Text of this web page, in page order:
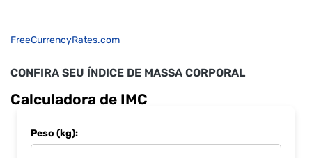
FreeCurrencyRates.com
CONFIRA SEU ÍNDICE DE MASSA CORPORAL
Calculadora de IMC
Peso (kg):